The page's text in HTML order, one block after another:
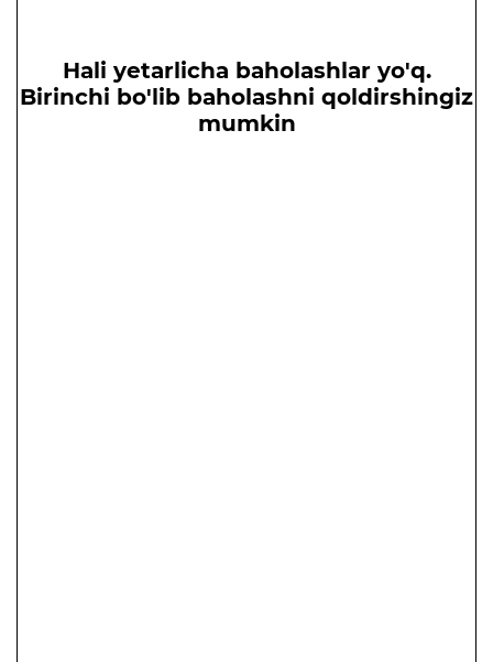
Hali yetarlicha baholashlar yo'q.
Birinchi bo'lib baholashni qoldirshingiz
mumkin